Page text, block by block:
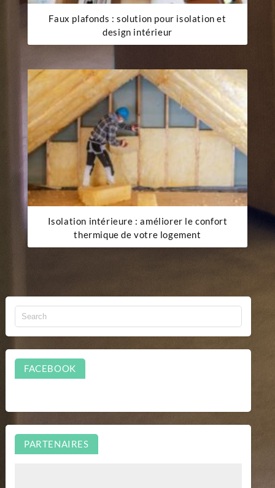
Faux plafonds : solution pour isolation et
design intérieur
Isolation intérieure : améliorer le confort
thermique de votre logement
FACEBOOK
PARTENAIRES